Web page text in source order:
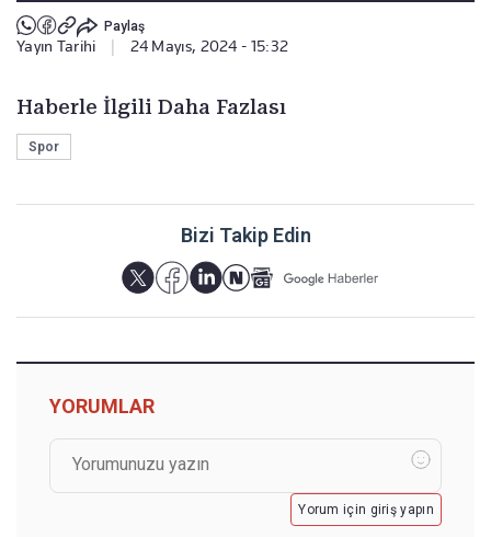
Paylaş
Yayın Tarihi 24 Mayıs, 2024 - 15:32
Haberle İlgili Daha Fazlası
Spor
Bizi Takip Edin
YORUMLAR
Yorum için giriş yapın